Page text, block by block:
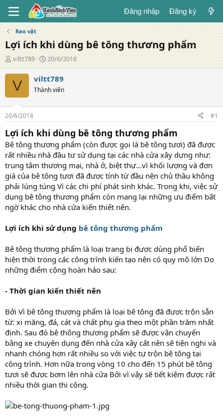
Đăng nhập Đăng ký
Rao vặt
Lợi ích khi dùng bê tông thương phẩm
T
á
c
g
ả
viltt789
N
g
à
y
đ
g
20/6/2018
V viltt789
Thành viên
20/6/2018 #1
Lợi ích khi dùng bê tông thương phẩm
Bê tông thương phẩm (còn được gọi là bê tông tươi) đã được
rất nhiều nhà đầu tư sử dụng tại các nhà cửa xây dựng như:
trung tâm thương mại, nhà ở, biệt thự…vì khối lượng và đơn
giá của bê tông tươi đã được tính từ đầu nên chủ thầu không
phải lúng túng Vì các chi phí phát sinh khác. Trong khi, việc sử
dụng bê tông thương phẩm còn mang lại những ưu điểm bất
ngờ khác cho nhà cửa kiến thiết nên.
Lợi ích khi sử dụng bê tông thương phẩm
Bê tông thương phẩm là loại trang bị được dùng phổ biến
hiện thời trong các công trình kiến tạo nên có quy mô lớn Do
những điểm cộng hoàn hảo sau:
- Thời gian kiến thiết nên
Bởi Vì bê tông thương phẩm là loại bê tông đã được trộn sẵn
từ: xi măng, đá, cát và chất phụ gia theo một phần trăm nhất
định. Sau đó bê thông thương phẩm sẽ được vận chuyển
bằng xe chuyên dụng đến nhà cửa xây cất nên sẽ tiện nghi và
nhanh chóng hơn rất nhiều so với việc tự trộn bê tông tại
công trình. Hơn nữa trong vòng 10 cho đến 15 phút bê tông
tươi sẽ được bơm lên nhà cửa Bởi vì vậy sẽ tiết kiệm được rất
nhiều thời gian thi công.